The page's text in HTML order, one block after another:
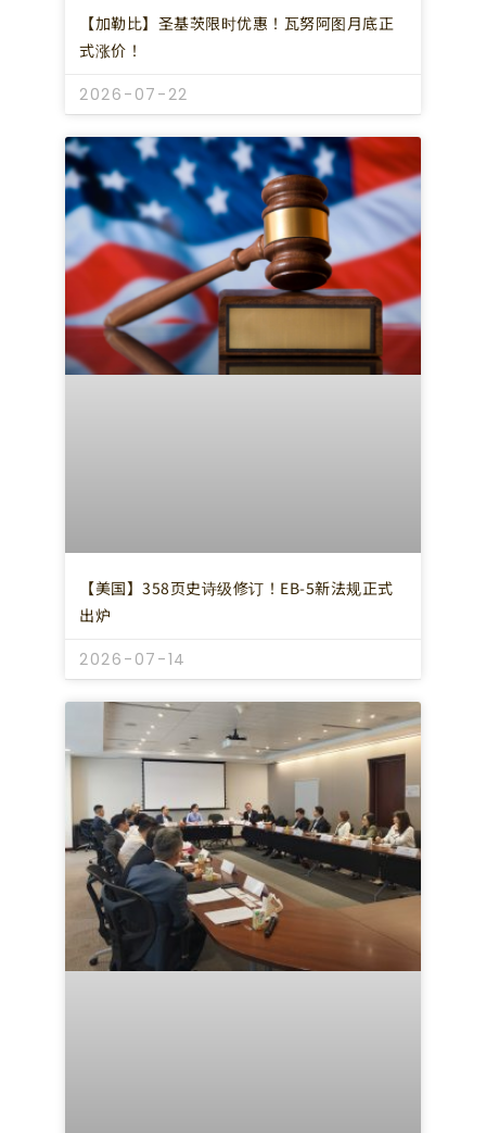
【加勒比】圣基茨限时优惠！瓦努阿图月底正
式涨价！
2026-07-22
【美国】358页史诗级修订！EB-5新法规正式
出炉
2026-07-14